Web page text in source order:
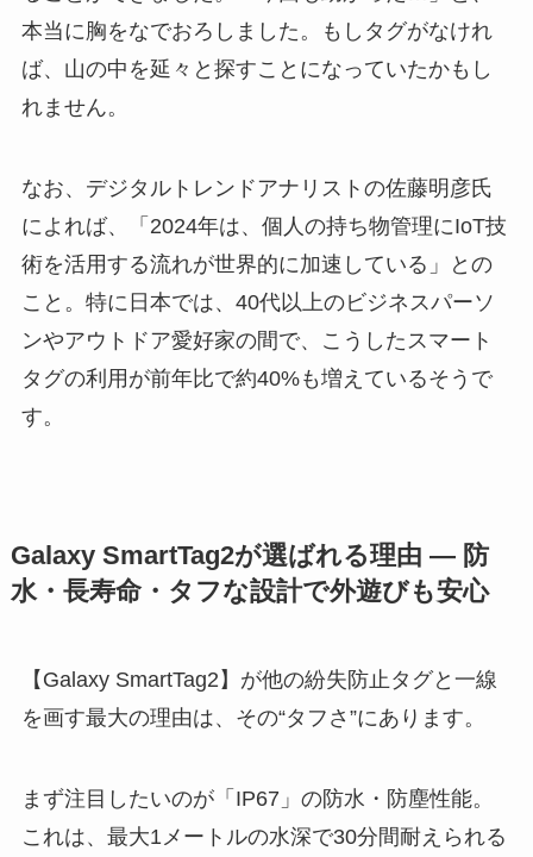
本当に胸をなでおろしました。もしタグがなけれ
ば、山の中を延々と探すことになっていたかもし
れません。
なお、デジタルトレンドアナリストの佐藤明彦氏
によれば、「2024年は、個人の持ち物管理にIoT技
術を活用する流れが世界的に加速している」との
こと。特に日本では、40代以上のビジネスパーソ
ンやアウトドア愛好家の間で、こうしたスマート
タグの利用が前年比で約40%も増えているそうで
す。
Galaxy SmartTag2が選ばれる理由 ― 防
水・長寿命・タフな設計で外遊びも安心
【Galaxy SmartTag2】が他の紛失防止タグと一線
を画す最大の理由は、その“タフさ”にあります。
まず注目したいのが「IP67」の防水・防塵性能。
これは、最大1メートルの水深で30分間耐えられる